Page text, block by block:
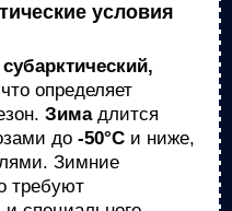
условия
определяет
Зимадлится
до -50°C и ниже,
Зимние
требуют